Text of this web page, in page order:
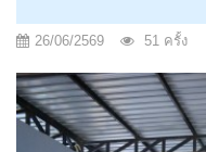
26/06/2569 51 ครั้ง